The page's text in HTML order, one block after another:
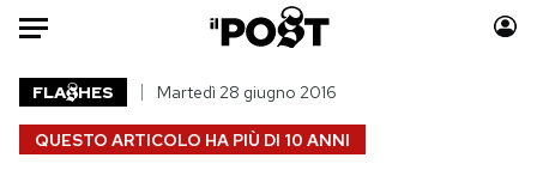
Auto
HOME
QUESTO ARTICOLO HA PIÙ DI 10 ANNI
FLA HES Martedì 28 giugno 2016